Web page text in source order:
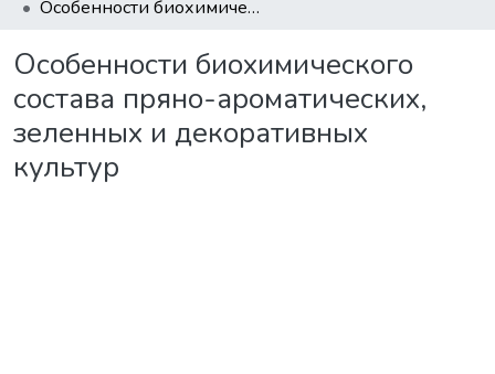
Особенности биохимического состава пряно-ароматических, зеленных и декоративных культур
Особенности биохимического
состава пряно-ароматических,
зеленных и декоративных
культур